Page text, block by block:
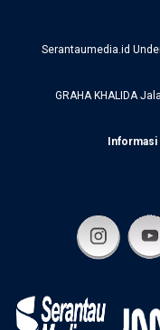
Serantaumedia.id
GRAHA KHALIDA